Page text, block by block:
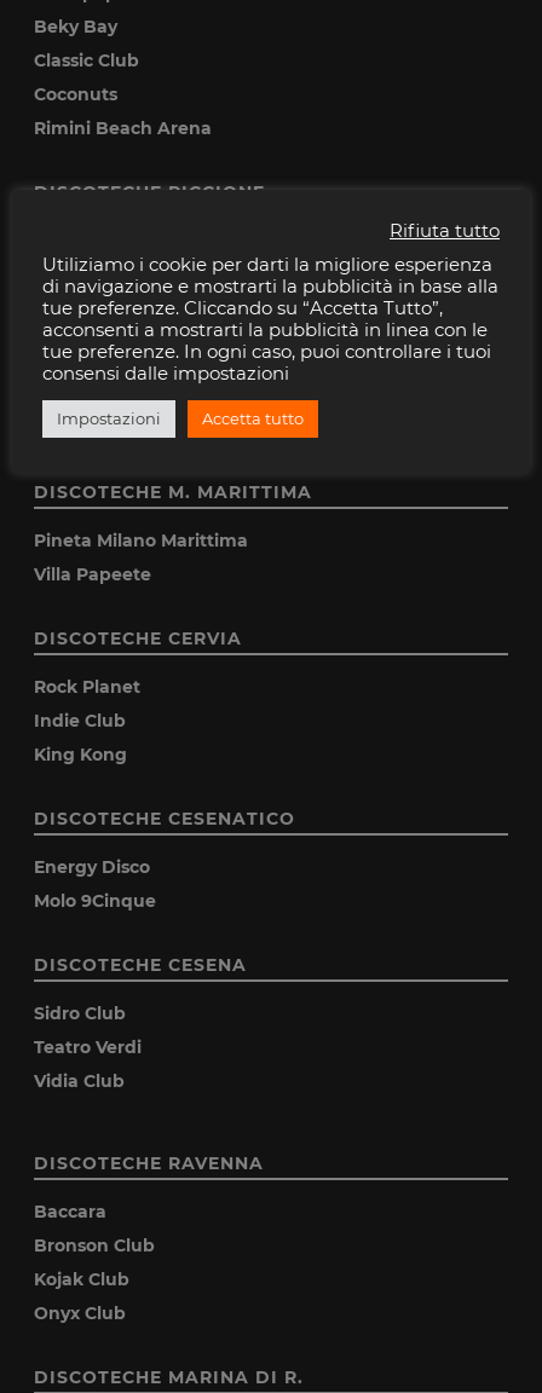
Beky Bay
Classic Club
Coconuts
Rimini Beach Arena
DISCOTECHE RICCIONE
Cocoricò
Pascia
Peter pan
Villa delle Rose
Musica Club
DISCOTECHE M. MARITTIMA
Pineta Milano Marittima
Villa Papeete
DISCOTECHE CERVIA
Rock Planet
Indie Club
King Kong
DISCOTECHE CESENATICO
Energy Disco
Molo 9Cinque
DISCOTECHE CESENA
Sidro Club
Teatro Verdi
Vidia Club
DISCOTECHE RAVENNA
Baccara
Bronson Club
Kojak Club
Onyx Club
DISCOTECHE MARINA DI R.
Rifiuta tutto
Utiliziamo i cookie per darti la migliore esperienza
di navigazione e mostrarti la pubblicità in base alla
tue preferenze. Cliccando su “Accetta Tutto”,
acconsenti a mostrarti la pubblicità in linea con le
tue preferenze. In ogni caso, puoi controllare i tuoi
consensi dalle impostazioni
Impostazioni Accetta tutto